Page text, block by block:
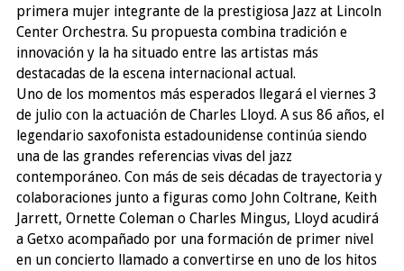
primera mujer integrante de la prestigiosa Jazz at Lincoln
Center Orchestra. Su propuesta combina tradición e
innovación y la ha situado entre las artistas más
destacadas de la escena internacional actual.
Uno de los momentos más esperados llegará el viernes 3
de julio con la actuación de Charles Lloyd. A sus 86 años, el
legendario saxofonista estadounidense continúa siendo
una de las grandes referencias vivas del jazz
contemporáneo. Con más de seis décadas de trayectoria y
colaboraciones junto a figuras como John Coltrane, Keith
Jarrett, Ornette Coleman o Charles Mingus, Lloyd acudirá
a Getxo acompañado por una formación de primer nivel
en un concierto llamado a convertirse en uno de los hitos